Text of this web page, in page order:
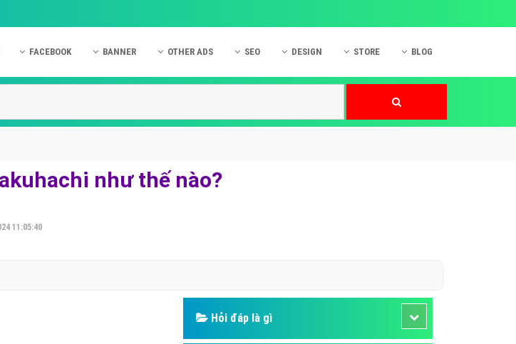
FACEBOOK BANNER OTHER ADS
Dịch vụ Domain & Hosting
SEO DESIGN STORE BLOG
như thế nào?
11:05:40
Hỏi đáp là gì